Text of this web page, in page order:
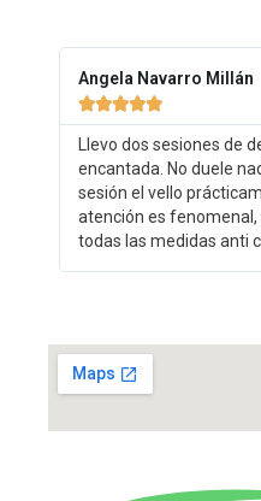
Angela Navarro Millán

Llevo dos sesiones de
encantada. No duele
sesión el vello
atención es
todas las medidas anti